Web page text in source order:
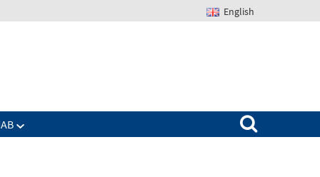
English
Zeige
Suchen nach: